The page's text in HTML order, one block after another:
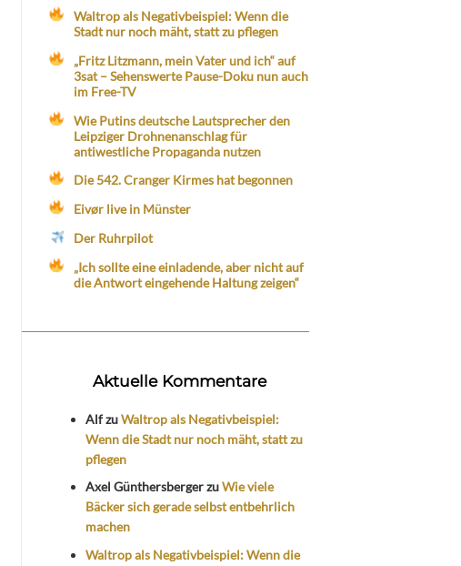
Waltrop als Negativbeispiel: Wenn die
Stadt nur noch mäht, statt zu pflegen
„Fritz Litzmann, mein Vater und ich“ auf
3sat – Sehenswerte Pause-Doku nun auch
im Free-TV
Wie Putins deutsche Lautsprecher den
Leipziger Drohnenanschlag für
antiwestliche Propaganda nutzen
Die 542. Cranger Kirmes hat begonnen
Eivør live in Münster
Der Ruhrpilot
„Ich sollte eine einladende, aber nicht auf
die Antwort eingehende Haltung zeigen“
Aktuelle Kommentare
AlfzuWaltrop als Negativbeispiel:
Wenn die Stadt nur noch mäht, statt zu
pflegen
Axel GünthersbergerzuWie viele
Bäcker sich gerade selbst entbehrlich
machen
Waltrop als Negativbeispiel: Wenn die